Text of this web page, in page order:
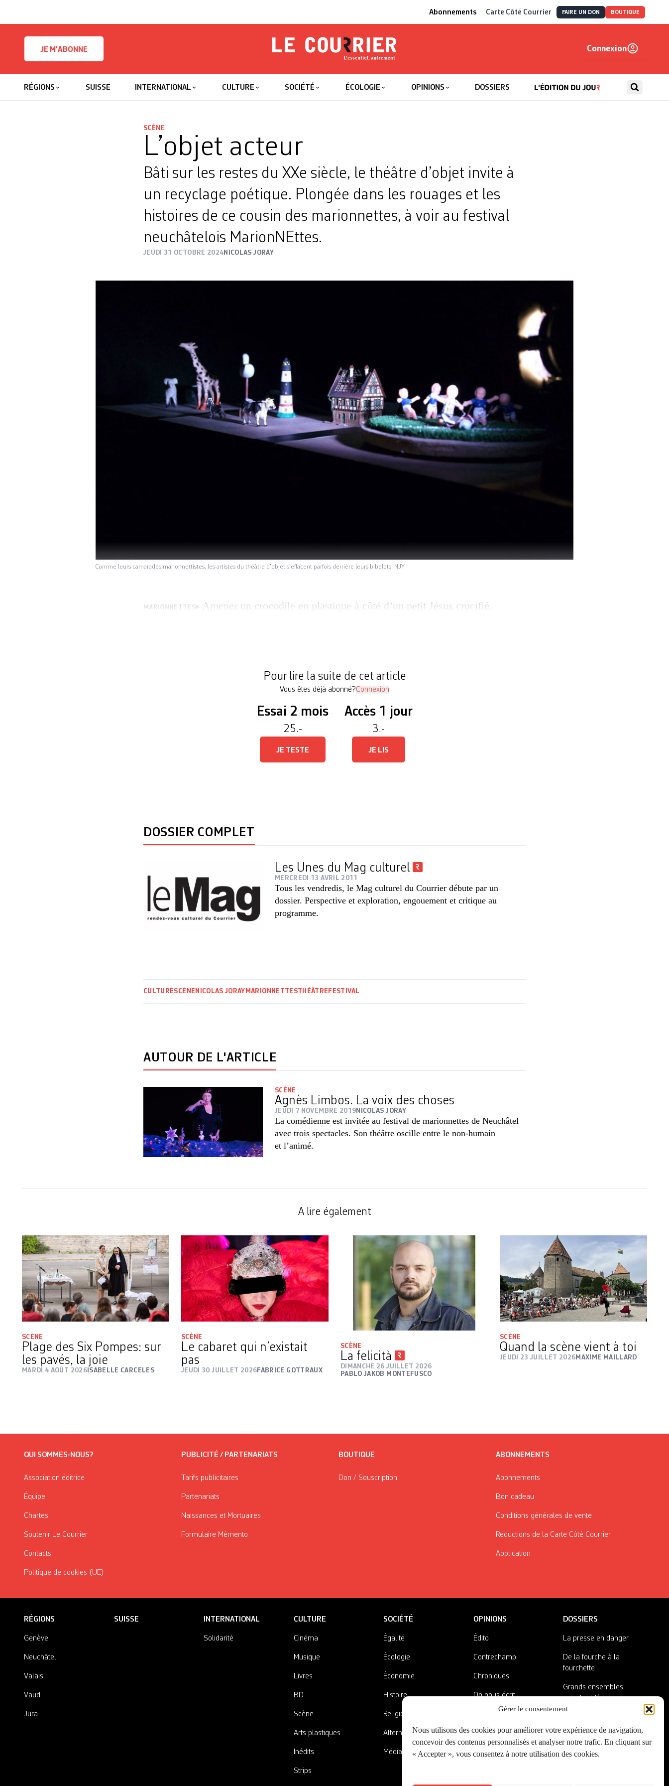
Gérer le consentement
Nous utilisons des cookies pour améliorer votre expérience de navigation,
concevoir des contenus personnalisés et analyser notre trafic. En cliquant sur
« Accepter », vous consentez à notre utilisation des cookies.
Abonnements Carte Côté Courrier FAIRE UN DON BOUTIQUE
JE M'ABONNE
Le Courrier
Connexion
RÉGIONS SUISSE INTERNATIONAL CULTURE SOCIÉTÉ ÉCOLOGIE OPINIONS DOSSIERS
SCÈNE
L’objet acteur
Bâti sur les restes du XXe siècle, le théâtre d’objet invite à
un recyclage poétique. Plongée dans les rouages et les
histoires de ce cousin des marionnettes, à voir au festival
neuchâtelois MarionNEttes.
JEUDI 31 OCTOBRE 2024 NICOLAS JORAY
Comme leurs camarades marionnettistes, les artistes du théâtre d’objet s’effacent parfois derrière leurs bibelots. NJY
MARIONNETTES
Amener un crocodile en plastique à côté d’un petit Jésus crucifié.
Pour lire la suite de cet article
Vous êtes déjà abonné?Connexion
Essai 2 mois
25.-
JE TESTE
Accès 1 jour
3.-
JE LIS
DOSSIER COMPLET
Les Unes du Mag culturel
MERCREDI 13 AVRIL 2011
Tous les vendredis, le Mag culturel du Courrier débute par un
dossier. Perspective et exploration, engouement et critique au
programme.
CULTURESCÈNE NICOLAS JORAY MARIONNETTESTHÉÂTRE FESTIVAL
AUTOUR DE L'ARTICLE
SCÈNE
Agnès Limbos. La voix des choses
JEUDI 7 NOVEMBRE 2019 NICOLAS JORAY
La comédienne est invitée au festival de marionnettes de Neuchâtel
avec trois spectacles. Son théâtre oscille entre le non-humain
et l’animé.
A lire également
SCÈNE
Plage des Six Pompes: sur
les pavés, la joie
MARDI 4 AOÛT 2026ISABELLE CARCELES
SCÈNE
Le cabaret qui n’existait
pas
JEUDI 30 JUILLET 2026 FABRICE GOTTRAUX
SCÈNE
La felicità
DIMANCHE 26 JUILLET 2026
PABLO JAKOB MONTEFUSCO
SCÈNE
Quand la scène vient à toi
JEUDI 23 JUILLET 2026 MAXIME MAILLARD
QUI SOMMES-NOUS?
Association éditrice
Équipe
Chartes
Soutenir Le Courrier
Contacts
Politique de cookies (UE)
PUBLICITÉ / PARTENARIATS
Tarifs publicitaires
Partenariats
Naissances et Mortuaires
Formulaire Mémento
BOUTIQUE
Don / Souscription
ABONNEMENTS
Abonnements
Bon cadeau
Conditions générales de vente
Réductions de la Carte Côté Courrier
Application
RÉGIONS
Genève
Neuchâtel
Valais
Vaud
Jura
SUISSE INTERNATIONAL
Solidarité
CULTURE
Cinéma
Musique
Livres
BD
Scène
Arts plastiques
Inédits
Strips
SOCIÉTÉ
Égalité
Écologie
Économie
Histoire
Religions
Alternatives
Médias
OPINIONS
Édito
Contrechamp
Chroniques
On nous écrit
A côté de la plaque
DOSSIERS
La presse en danger
De la fourche à la
fourchette
Grands ensembles,
grandes idées